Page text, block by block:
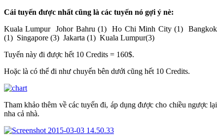
Cái tuyến được nhất cũng là các tuyến nó gợi ý nè:
Kuala Lumpur Johor Bahru (1) Ho Chi Minh City (1)
Bangkok
(1) Singapore (3) Jakarta (1) Kuala Lumpur(3)
Tuyến này đi được hết 10 Credits = 160$.
Hoặc là có thể đi như chuyến bên dưới cũng hết 10 Credits.
Tham khảo thêm về các tuyến đi, áp dụng được cho chiều ngược lại
nha cả nhà.